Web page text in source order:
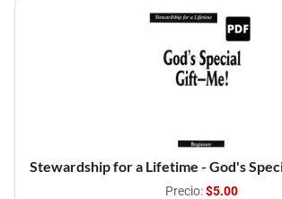
Stewardship for a Lifetime - God's
Precio:$5.00